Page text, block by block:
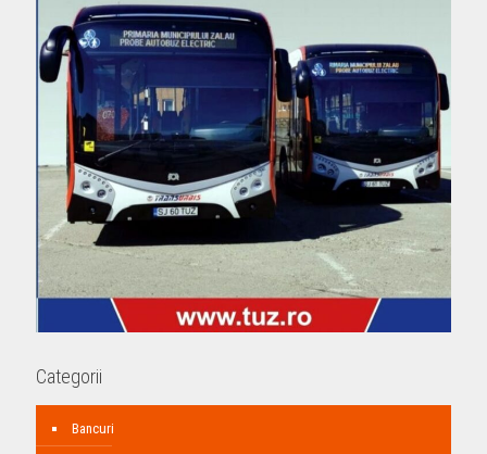
Categorii
Bancuri